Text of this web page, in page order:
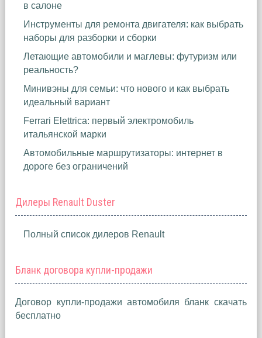
в салоне
Инструменты для ремонта двигателя: как выбрать
наборы для разборки и сборки
Летающие автомобили и маглевы: футуризм или
реальность?
Минивэны для семьи: что нового и как выбрать
идеальный вариант
Ferrari Elettrica: первый электромобиль
итальянской марки
Автомобильные маршрутизаторы: интернет в
дороге без ограничений
Дилеры Renault Duster
Полный список дилеров Renault
Бланк договора купли-продажи
Договор купли-продажи автомобиля бланк скачать
бесплатно